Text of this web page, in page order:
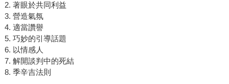
2. 著眼於共同利益
3. 營造氣氛
4. 適當讚譽
5. 巧妙的引導話題
6. 以情感人
7. 解開談判中的死結
8. 季辛吉法則